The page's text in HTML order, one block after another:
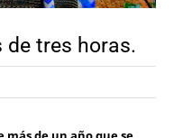
de tres horas.